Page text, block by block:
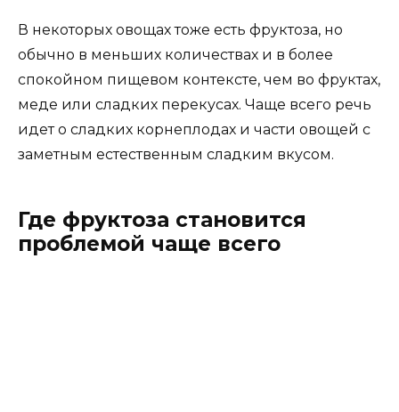
В некоторых овощах тоже есть фруктоза, но
обычно в меньших количествах и в более
спокойном пищевом контексте, чем во фруктах,
меде или сладких перекусах. Чаще всего речь
идет о сладких корнеплодах и части овощей с
заметным естественным сладким вкусом.
Где фруктоза становится
проблемой чаще всего